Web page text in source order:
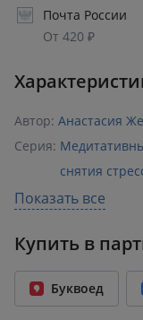
Почта России
От 420 ₽
Автор: Анастасия
Серия:
снятия
Раздел: Живопись
ISBN: 978-5-04-
Возрастное
Год издания: 2026
Показать все
Купить в
Буквоед